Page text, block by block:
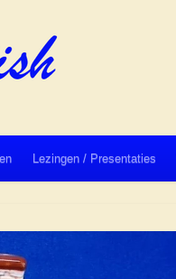
Lezingen / Presentaties